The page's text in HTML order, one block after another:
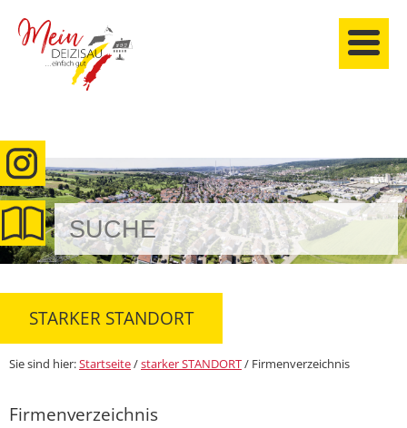
anmelden
STARKER STANDORT
Sie sind hier:Startseite/starker STANDORT/ Firmenverzeichnis
Firmenverzeichnis